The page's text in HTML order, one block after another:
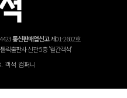
통신판매업신고제01-2602호
릭출판사 신관 5층 '월간객석'
객석 컴퍼니